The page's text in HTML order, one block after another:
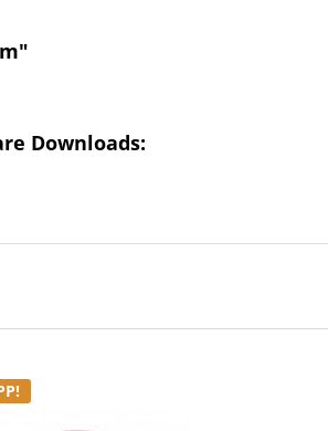
Downloads: